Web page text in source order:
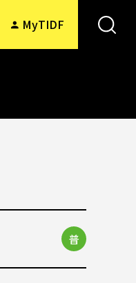
MyTIDF
普